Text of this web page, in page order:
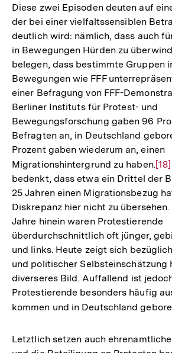
Diese zwei Episoden deuten auf
der bei einer vielfaltssensiblen
deutlich wird: nämlich, dass auch
in Bewegungen Hürden zu
belegen, dass bestimmte Gruppen
Bewegungen wie FFF
einer Befragung von FFF-
Berliner Instituts für Protest- und
Bewegungsforschung gaben 96
Befragten an, in Deutschland
Prozent gaben wiederum an, einen
Migrationshintergrund zu haben.Zur
der
[18]
bedenkt, dass etwa ein Drittel der
25 Jahren einen Migrationsbezug
Diskrepanz hier nicht zu
Jahre hinein waren Protestierende
überdurchschnittlich oft jünger,
und links. Heute zeigt sich
und politischer Selbsteinschätzung
diverseres Bild. Auffallend ist
Protestierende besonders häufig
kommen und in Deutschland
Letztlich setzen auch